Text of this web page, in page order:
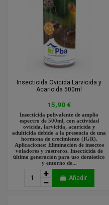
Insecticida Ovicida Larvicida y
Acaricida 500ml
15,90 €
Insecticida polivalente de amplio
espectro de 500ml, con actividad
ovicida, larvicida, acaricida y
adulticida debido a la presencia de una
hormona de crecimiento (IGR).
Aplicaciones: Eliminación de insectos
voladores y rastreros. Insecticida de
última generación para uso doméstico
y entorno de...
Añadir